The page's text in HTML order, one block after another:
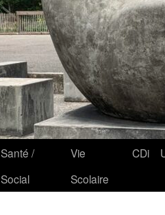
Santé /
Social
Vie
Scolaire
CDi